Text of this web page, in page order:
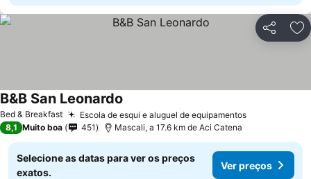
Partilhar
Bed & Breakfast Escola de esqui e aluguel de equipamentos
B&B San Leonardo
8,1 Muito boa 451 Mascali, a 17.6 km de Aci Catena
Selecione as datas para ver os preços
exatos.
Ver preços